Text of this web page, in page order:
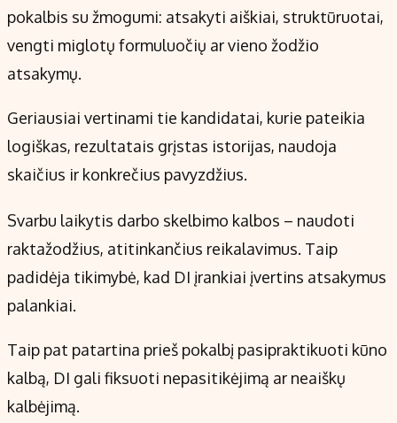
pokalbis su žmogumi: atsakyti aiškiai, struktūruotai,
vengti miglotų formuluočių ar vieno žodžio
atsakymų.
Geriausiai vertinami tie kandidatai, kurie pateikia
logiškas, rezultatais grįstas istorijas, naudoja
skaičius ir konkrečius pavyzdžius.
Svarbu laikytis darbo skelbimo kalbos – naudoti
raktažodžius, atitinkančius reikalavimus. Taip
padidėja tikimybė, kad DI įrankiai įvertins atsakymus
palankiai.
Taip pat patartina prieš pokalbį pasipraktikuoti kūno
kalbą, DI gali fiksuoti nepasitikėjimą ar neaiškų
kalbėjimą.